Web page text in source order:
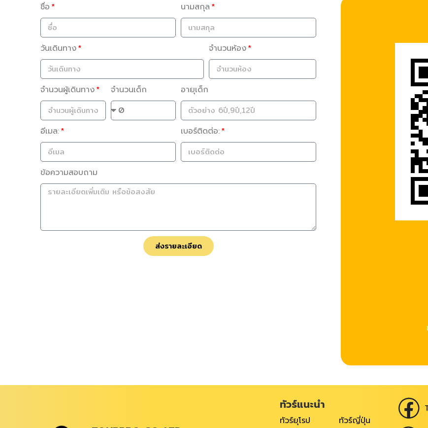
ชื่อ นามสกุล
วันเดินทาง จำนวนห้อง
จำนวนผู้เดินทาง จำนวนเด็ก อายุเด็ก
อีเมล: เบอร์ติดต่อ:
ข้อความสอบถาม
ส่งรายละเอียด
ทัวร์แนะนำ
ทัวร์ยุโรป ทัวร์ญี่ปุ่น